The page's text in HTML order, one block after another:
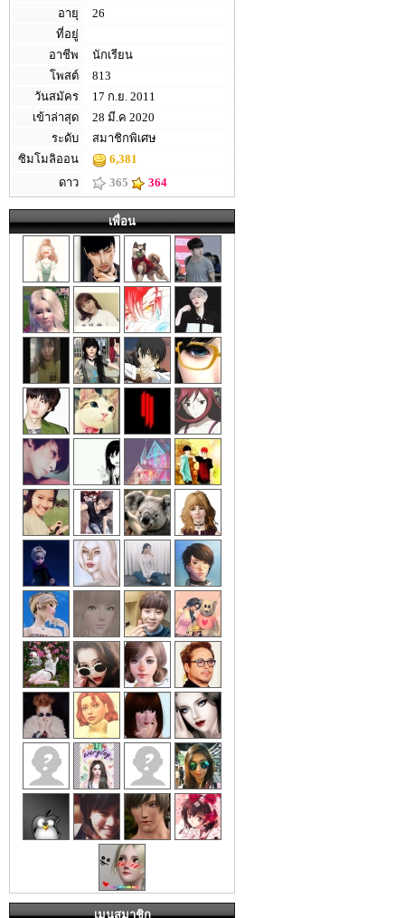
อายุ
26
ที่อยู่
อาชีพ
นักเรียน
โพสต์
813
วันสมัคร
17 ก.ย. 2011
เข้าล่าสุด
28 มี.ค 2020
ระดับ
สมาชิกพิเศษ
ซิมโมลิออน
6,381
ดาว
365 364
เพื่อน
เมนูสมาชิก